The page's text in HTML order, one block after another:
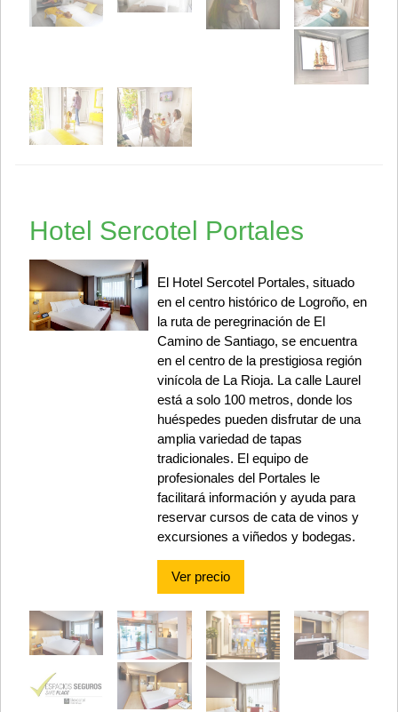
Hotel Sercotel Portales
El Hotel Sercotel Portales, situado
en el centro histórico de Logroño, en
la ruta de peregrinación de El
Camino de Santiago, se encuentra
en el centro de la prestigiosa región
vinícola de La Rioja. La calle Laurel
está a solo 100 metros, donde los
huéspedes pueden disfrutar de una
amplia variedad de tapas
tradicionales. El equipo de
profesionales del Portales le
facilitará información y ayuda para
reservar cursos de cata de vinos y
excursiones a viñedos y bodegas.
Ver precio